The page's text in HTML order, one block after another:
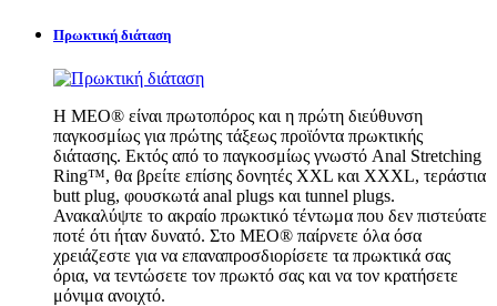
Πρωκτική διάταση
Η MEO® είναι πρωτοπόρος και η πρώτη διεύθυνση
παγκοσμίως για πρώτης τάξεως προϊόντα πρωκτικής
διάτασης. Εκτός από το παγκοσμίως γνωστό Anal Stretching
Ring™, θα βρείτε επίσης δονητές XXL και XXXL, τεράστια
butt plug, φουσκωτά anal plugs και tunnel plugs.
Ανακαλύψτε το ακραίο πρωκτικό τέντωμα που δεν πιστεύατε
ποτέ ότι ήταν δυνατό. Στο MEO® παίρνετε όλα όσα
χρειάζεστε για να επαναπροσδιορίσετε τα πρωκτικά σας
όρια, να τεντώσετε τον πρωκτό σας και να τον κρατήσετε
μόνιμα ανοιχτό.